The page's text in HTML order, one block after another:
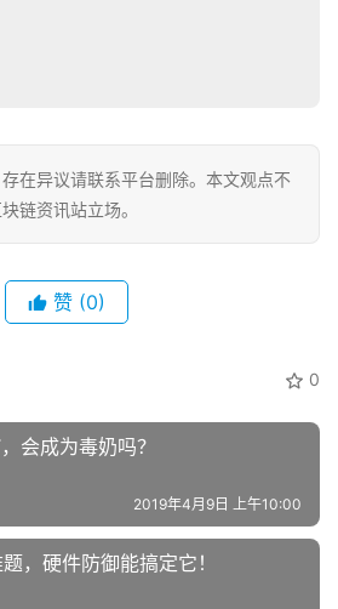
在异议请联系平台删除。本文观点不
链资讯站立场。
赞 (0)
0
会成为毒奶吗？
2019年4月9日 上午10:00
，硬件防御能搞定它！